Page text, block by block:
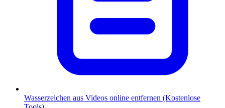
Wasserzeichen aus Videos online entfernen (Kostenlose